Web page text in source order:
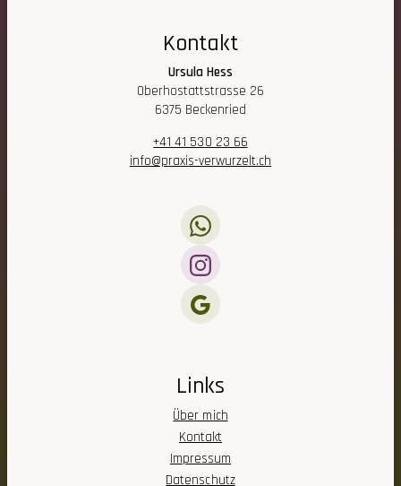
Kontakt
Ursula Hess
Oberhostattstrasse 26
6375 Beckenried
+41 41 530 23 66
info@praxis-verwurzelt.ch
Links
Über mich
Kontakt
Impressum
Datenschutz